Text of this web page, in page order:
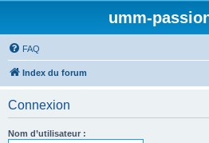
umm-
FAQ
Index du forum
Connexion
Nom d’utilisateur :